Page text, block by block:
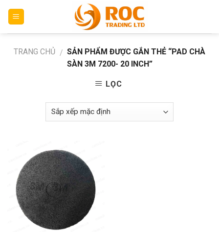
TRANG CHỦ / SẢN PHẨM ĐƯỢC GẮN THẺ “PAD CHÀ
SÀN 3M 7200- 20 INCH”
LỌC